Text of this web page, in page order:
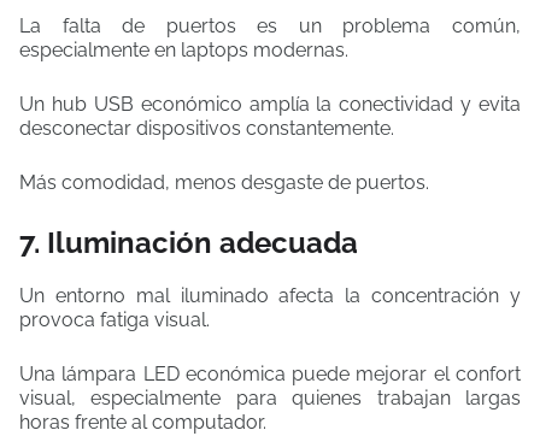
La falta de puertos es un problema común,
especialmente en laptops modernas.
Un hub USB económico amplía la conectividad y evita
desconectar dispositivos constantemente.
Más comodidad, menos desgaste de puertos.
7. Iluminación adecuada
Un entorno mal iluminado afecta la concentración y
provoca fatiga visual.
Una lámpara LED económica puede mejorar el confort
visual, especialmente para quienes trabajan largas
horas frente al computador.